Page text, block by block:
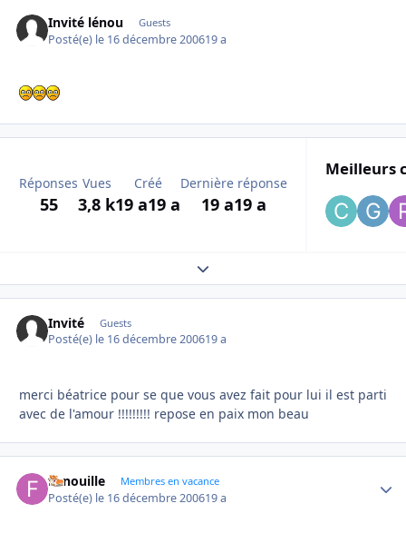
Invité lénou Guests
Posté(e) le 16 décembre 200619 a
Réponses
55
Vues
3,8 k
Créé
19 a19 a
Dernière réponse
19 a19 a
Meilleurs
Expand topic overview
Invité Guests
Posté(e) le 16 décembre 200619 a
merci béatrice pour se que vous avez fait pour lui il est parti
avec de l'amour !!!!!!!!! repose en paix mon beau
Fanouille Membres en vacance
Posté(e) le 16 décembre 200619 a